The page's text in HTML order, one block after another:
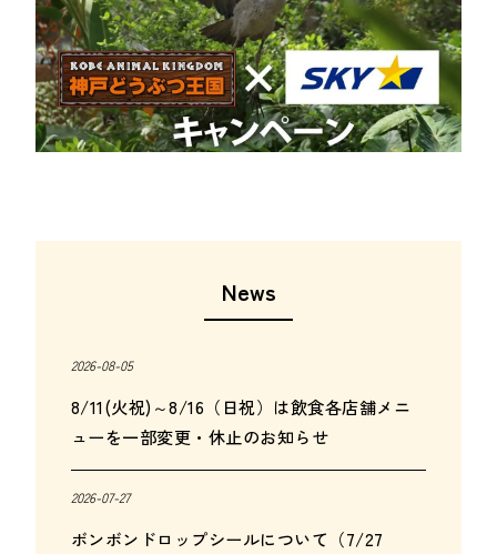
News
2026-08-05
8/11(火祝)～8/16（日祝）は飲食各店舗メニ
ューを一部変更・休止のお知らせ
2026-07-27
ボンボンドロップシールについて（7/27